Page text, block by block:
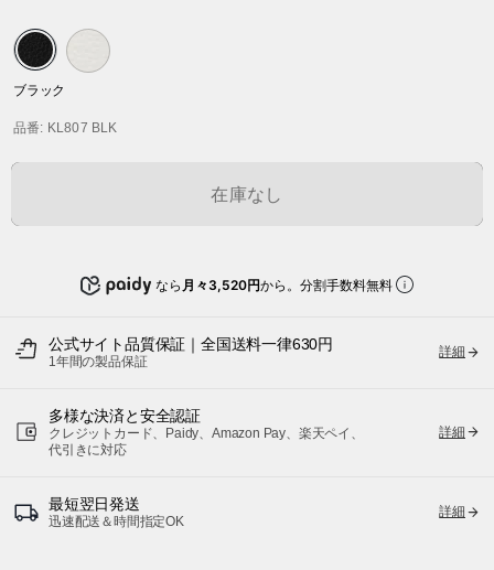
ブラック
品番: KL807 BLK
在庫なし
なら 月々3,520円から。分割手数料無料
公式サイト品質保証｜全国送料一律630円
1年間の製品保証
詳細
多様な決済と安全認証
クレジットカード、Paidy、Amazon Pay、楽天ペイ、
代引きに対応
詳細
最短翌日発送
迅速配送＆時間指定OK
詳細